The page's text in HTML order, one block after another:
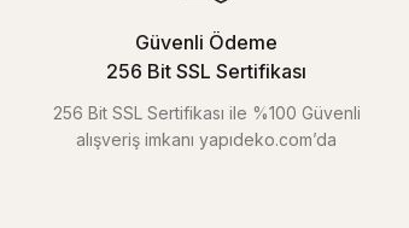
Güvenli Ödeme
256 Bit SSL Sertifikası
256 Bit SSL Sertifikası ile %100 Güvenli
alışveriş imkanı yapıdeko.com’da